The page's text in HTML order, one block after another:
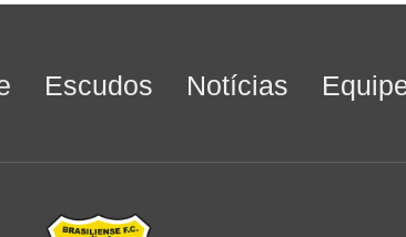
Escudos Notícias